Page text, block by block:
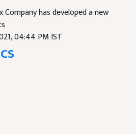
Company has developed a new
04:44 PM IST